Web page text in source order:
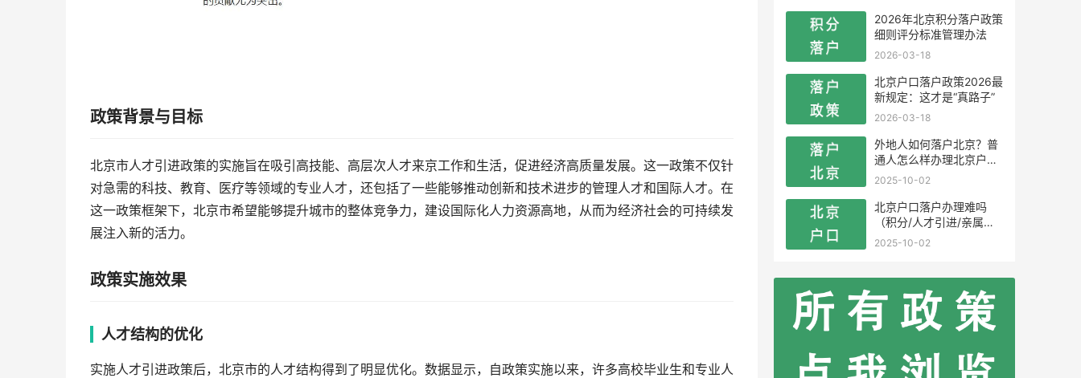
政策背景与目标
北京市人才引进政策的实施旨在吸引高技能、高层次人才来京工作和生活，促进经济高质量发展。这一政策不仅针
对急需的科技、教育、医疗等领域的专业人才，还包括了一些能够推动创新和技术进步的管理人才和国际人才。在
这一政策框架下，北京市希望能够提升城市的整体竞争力，建设国际化人力资源高地，从而为经济社会的可持续发
展注入新的活力。
政策实施效果
人才结构的优化
实施人才引进政策后，北京市的人才结构得到了明显优化。数据显示，自政策实施以来，许多高校毕业生和专业人
2026年北京积分落户政策
细则评分标准管理办法
2026-03-18
北京户口落户政策2026最
新规定：这才是“真路子”
2026-03-18
外地人如何落户北京？普
通人怎么样办理北京户
口？
2025-10-02
北京户口落户办理难吗
（积分/人才引进/亲属投
靠）
2025-10-02